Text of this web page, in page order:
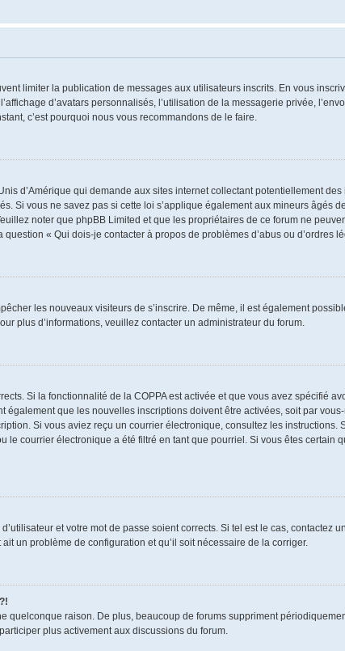
limiter la publication de messages aux utilisateurs inscrits. En vous
d’avatars personnalisés, l’utilisation de la messagerie privée,
c’est pourquoi nous vous recommandons de le faire.
d’Amérique qui demande aux sites internet collectant potentiellement
Si vous ne savez pas si cette loi s’applique également aux mineurs âgés
noter que phpBB Limited et que les propriétaires de ce forum ne
« Qui dois-je contacter à propos de problèmes d’abus ou d’ordres
les nouveaux visiteurs de s’inscrire. De même, il est également
plus d’informations, veuillez contacter un administrateur du forum.
Si la fonctionnalité de la COPPA est activée et que vous avez spécifié
que les nouvelles inscriptions doivent être activées, soit par
Si vous aviez reçu un courrier électronique, consultez les instructions.
courrier électronique a été filtré en tant que pourriel. Si vous êtes certain
et votre mot de passe soient corrects. Si tel est le cas, contactez
un problème de configuration et qu’il soit nécessaire de la corriger.
quelconque raison. De plus, beaucoup de forums suppriment
plus activement aux discussions du forum.